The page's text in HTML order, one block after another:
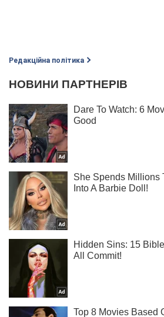
Редакційна політика